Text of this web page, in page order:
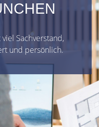
Sachverstand,
und persönlich.